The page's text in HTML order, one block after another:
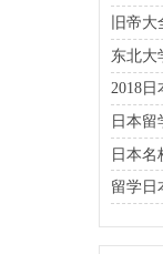
旧帝
东北大
日本留
日本名
留学日